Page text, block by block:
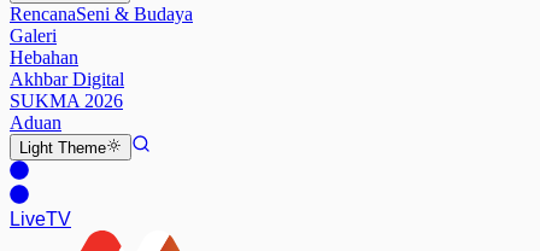
RencanaSeni & Budaya
Galeri
Hebahan
Akhbar Digital
SUKMA 2026
Aduan
Light Theme
LiveTV